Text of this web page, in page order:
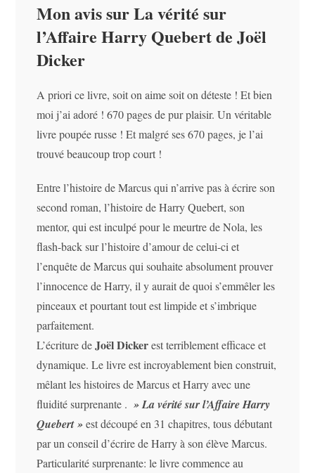
Mon avis sur La vérité sur
l’Affaire Harry Quebert de Joël
Dicker
A priori ce livre, soit on aime soit on déteste ! Et bien
moi j’ai adoré ! 670 pages de pur plaisir. Un véritable
livre poupée russe ! Et malgré ses 670 pages, je l’ai
trouvé beaucoup trop court !
Entre l’histoire de Marcus qui n’arrive pas à écrire son
second roman, l’histoire de Harry Quebert, son
mentor, qui est inculpé pour le meurtre de Nola, les
flash-back sur l’histoire d’amour de celui-ci et
l’enquête de Marcus qui souhaite absolument prouver
l’innocence de Harry, il y aurait de quoi s’emmêler les
pinceaux et pourtant tout est limpide et s’imbrique
parfaitement.
L’écriture deJoël Dickerest terriblement efficace et
dynamique. Le livre est incroyablement bien construit,
mêlant les histoires de Marcus et Harry avec une
fluidité surprenante . » La vérité sur l’Affaire Harry
Quebert » est découpé en 31 chapitres, tous débutant
par un conseil d’écrire de Harry à son élève Marcus.
Particularité surprenante: le livre commence au